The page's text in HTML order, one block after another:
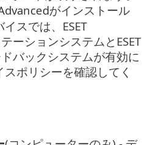
がインストール
スでは、ESET
ーションシステムとESET
バックシステムが有効に
ポリシーを確認してく